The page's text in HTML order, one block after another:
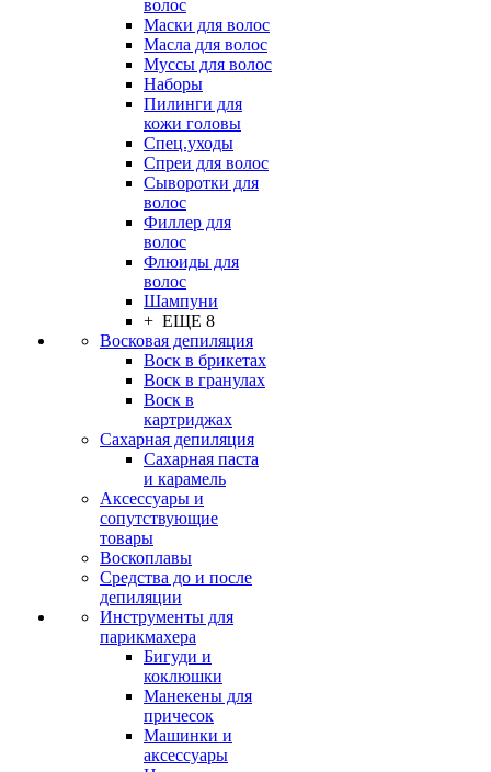
волос
Маски для волос
Масла для волос
Муссы для волос
Наборы
Пилинги для
кожи головы
Спец.уходы
Спреи для волос
Сыворотки для
волос
Филлер для
волос
Флюиды для
волос
Шампуни
+ ЕЩЕ 8
Восковая депиляция
Воск в брикетах
Воск в гранулах
Воск в
картриджах
Сахарная депиляция
Сахарная паста
и карамель
Аксессуары и
сопутствующие
товары
Воскоплавы
Средства до и после
депиляции
Инструменты для
парикмахера
Бигуди и
коклюшки
Манекены для
причесок
Машинки и
аксессуары